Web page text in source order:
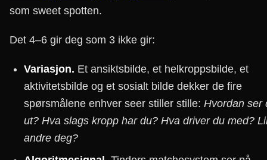
som sweet spotten.
Det 4–6 gir deg som 3 ikke gir:
Variasjon. Et ansiktsbilde, et helkroppsbilde, et
aktivitetsbilde og et sosialt bilde dekker de fire
spørsmålene enhver seer stiller stille: Hvordan ser
ut? Hva slags kropp har du? Hva driver du med?
andre deg?